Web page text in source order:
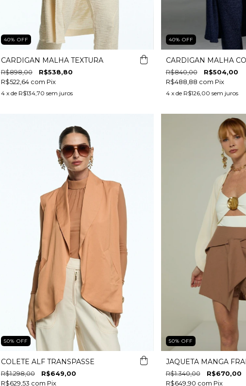
40% OFF
CARDIGAN MALHA TEXTURA
R$898,00
R$538,80
R$522,64 com Pix
4 x de R$134,70 sem juros
40% OFF
CARDIGAN MALHA
R$840,00
R$504,00
R$488,88 com Pix
4 x de R$126,00 sem juros
50% OFF
COLETE ALF TRANSPASSE
R$1.298,00
R$649,00
R$629,53 com Pix
50% OFF
JAQUETA MANGA
R$1.340,00
R$670,00
R$649,90 com Pix